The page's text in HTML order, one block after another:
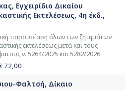
Εγχειρίδιο Δικαίου
Εκτελέσεως, 4η έκδ.,
παρουσίαση όλων των ζητημάτων
εκτελέσεως μετά και τους
ν. 5264/2025 και 5282/2026
72,00
Φαλτσή, Δίκαιο